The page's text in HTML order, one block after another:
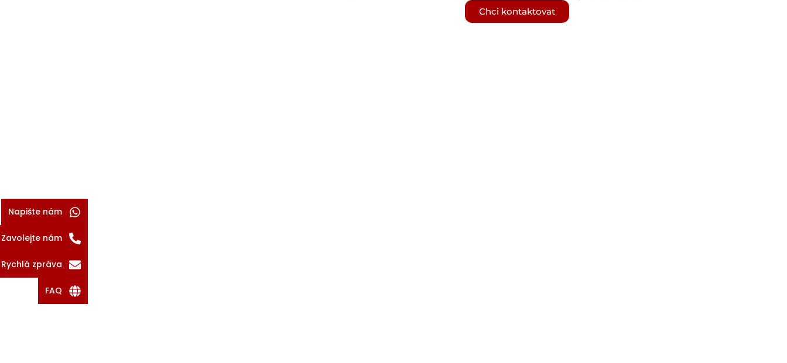
Chci kontaktovat
Napište nám
Zavolejte nám
Rychlá zpráva
FAQ